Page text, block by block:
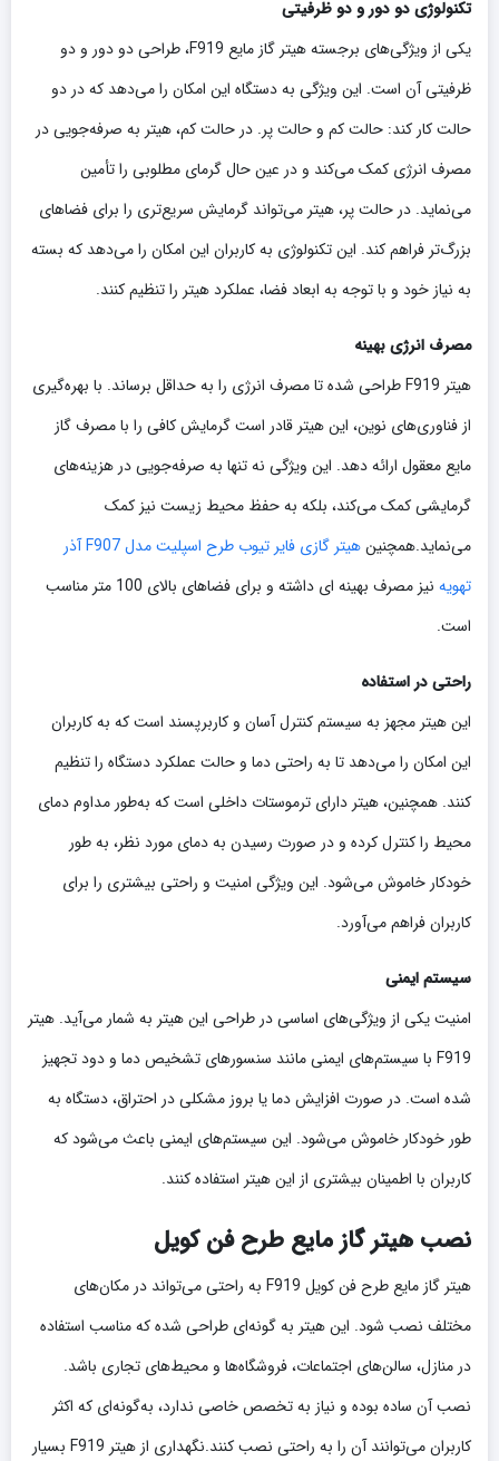
تکنولوژی دو دور و دو ظرفیتی
یکی از ویژگی‌های برجسته هیتر گاز مایع F919، طراحی دو دور و دو
ظرفیتی آن است. این ویژگی به دستگاه این امکان را می‌دهد که در دو
حالت کار کند: حالت کم و حالت پر. در حالت کم، هیتر به صرفه‌جویی در
مصرف انرژی کمک می‌کند و در عین حال گرمای مطلوبی را تأمین
می‌نماید. در حالت پر، هیتر می‌تواند گرمایش سریع‌تری را برای فضاهای
بزرگ‌تر فراهم کند. این تکنولوژی به کاربران این امکان را می‌دهد که بسته
به نیاز خود و با توجه به ابعاد فضا، عملکرد هیتر را تنظیم کنند.
مصرف انرژی بهینه
هیتر F919 طراحی شده تا مصرف انرژی را به حداقل برساند. با بهره‌گیری
از فناوری‌های نوین، این هیتر قادر است گرمایش کافی را با مصرف گاز
مایع معقول ارائه دهد. این ویژگی نه تنها به صرفه‌جویی در هزینه‌های
گرمایشی کمک می‌کند، بلکه به حفظ محیط زیست نیز کمک
می‌نماید.همچنین
هیتر گازی فایر تیوب طرح اسپلیت مدل F907 آذر
تهویه
نیز مصرف بهینه ای داشته و برای فضاهای بالای 100 متر مناسب
است.
راحتی در استفاده
این هیتر مجهز به سیستم کنترل آسان و کاربرپسند است که به کاربران
این امکان را می‌دهد تا به راحتی دما و حالت عملکرد دستگاه را تنظیم
کنند. همچنین، هیتر دارای ترموستات داخلی است که به‌طور مداوم دمای
محیط را کنترل کرده و در صورت رسیدن به دمای مورد نظر، به طور
خودکار خاموش می‌شود. این ویژگی امنیت و راحتی بیشتری را برای
کاربران فراهم می‌آورد.
سیستم ایمنی
امنیت یکی از ویژگی‌های اساسی در طراحی این هیتر به شمار می‌آید. هیتر
F919 با سیستم‌های ایمنی مانند سنسورهای تشخیص دما و دود تجهیز
شده است. در صورت افزایش دما یا بروز مشکلی در احتراق، دستگاه به
طور خودکار خاموش می‌شود. این سیستم‌های ایمنی باعث می‌شود که
کاربران با اطمینان بیشتری از این هیتر استفاده کنند.
نصب هیتر گاز مایع طرح فن کویل
هیتر گاز مایع طرح فن کویل F919 به راحتی می‌تواند در مکان‌های
مختلف نصب شود. این هیتر به گونه‌ای طراحی شده که مناسب استفاده
در منازل، سالن‌های اجتماعات، فروشگاه‌ها و محیط‌های تجاری باشد.
نصب آن ساده بوده و نیاز به تخصص خاصی ندارد، به‌گونه‌ای که اکثر
کاربران می‌توانند آن را به راحتی نصب کنند.نگهداری از هیتر F919 بسیار